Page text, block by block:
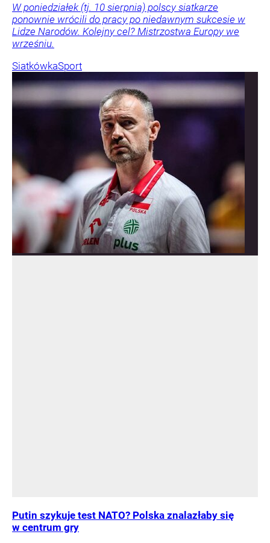
W poniedziałek (tj. 10 sierpnia) polscy siatkarze
ponownie wrócili do pracy po niedawnym sukcesie w
Lidze Narodów. Kolejny cel? Mistrzostwa Europy we
wrześniu.
SiatkówkaSport
Putin szykuje test NATO? Polska znalazłaby się
w centrum gry